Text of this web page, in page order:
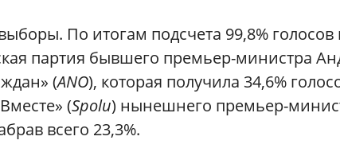
По итогам подсчета 99,8% голосов
партия бывшего премьер-министра
(ANO), которая получила 34,6%
(Spolu) нынешнего премьер-
всего 23,3%.